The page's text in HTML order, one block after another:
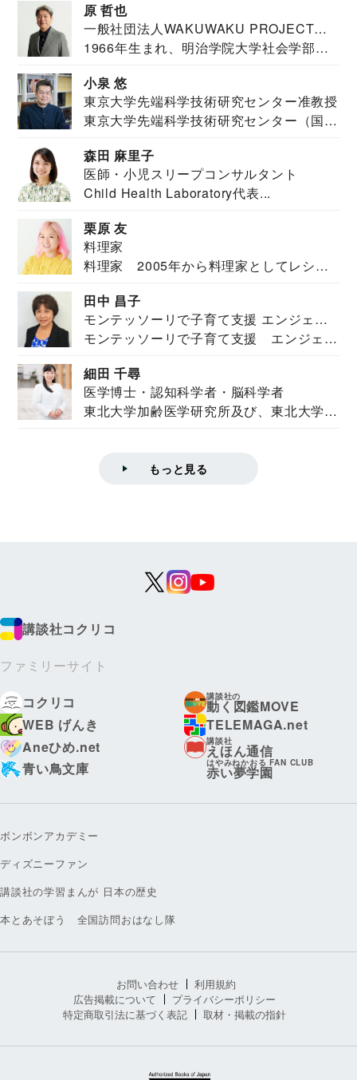
原 哲也
一般社団法人WAKUWAKU PROJECT
JAPAN代表・言語聴覚士・社会福祉士
1966年生まれ、明治学院大学社会学部福
小泉 悠
東京大学先端科学技術研究センター准教授
東京大学先端科学技術研究センター（国際
森田 麻里子
医師・小児スリープコンサルタント
Child Health Laboratory代表...
栗原 友
料理家
料理家 2005年から料理家としてレシピ
田中 昌子
モンテッソーリで子育て支援 エンジェル
ズハウス研究所所長
モンテッソーリで子育て支援 エンジェル
細田 千尋
医学博士・認知科学者・脳科学者
東北大学加齢医学研究所及び、東北大学大
もっと見る
講談社コクリコ
ファミリーサイト
コクリコ
講談社の
動く図鑑MOVE
WEB げんき
TELEMAGA.net
Aneひめ.net
講談社
えほん通信
青い鳥文庫
はやみねかおる FAN CLUB
赤い夢学園
ボンボンアカデミー
ディズニーファン
講談社の学習まんが 日本の歴史
本とあそぼう 全国訪問おはなし隊
お問い合わせ
利用規約
広告掲載について
プライバシーポリシー
特定商取引法に基づく表記
取材・掲載の指針